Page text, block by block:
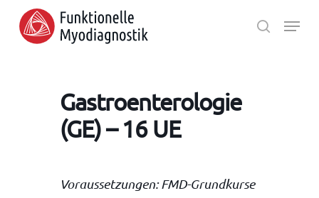
main
search
Menu
Gastroenterologie
(GE) – 16 UE
Voraussetzungen: FMD-Grundkurse